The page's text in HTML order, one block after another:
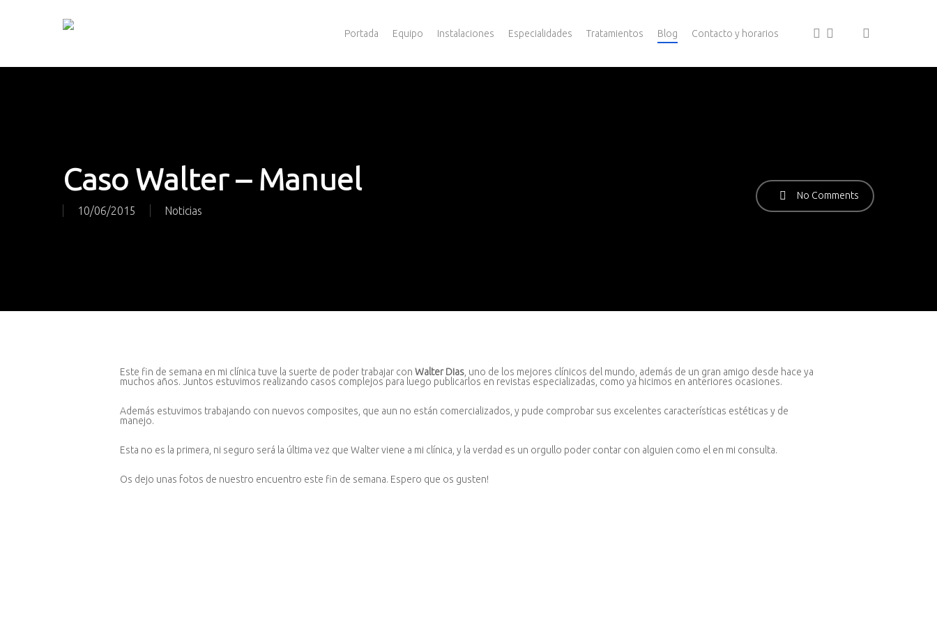
Portada Equipo Instalaciones Especialidades Tratamientos Blog Contacto y horarios facebookyoutube
Caso Walter – Manuel
10/06/2015 Noticias
No Comments
Este fin de semana en mi clínica tuve la suerte de poder trabajar conWalter Dias , uno de los mejores clínicos del mundo, además de un gran amigo desde hace ya
muchos años. Juntos estuvimos realizando casos complejos para luego publicarlos en revistas especializadas, como ya hicimos en anteriores ocasiones.
Además estuvimos trabajando con nuevos composites, que aun no están comercializados, y pude comprobar sus excelentes características estéticas y de
manejo.
Esta no es la primera, ni seguro será la última vez que Walter viene a mi clínica, y la verdad es un orgullo poder contar con alguien como el en mi consulta.
Os dejo unas fotos de nuestro encuentro este fin de semana. Espero que os gusten!